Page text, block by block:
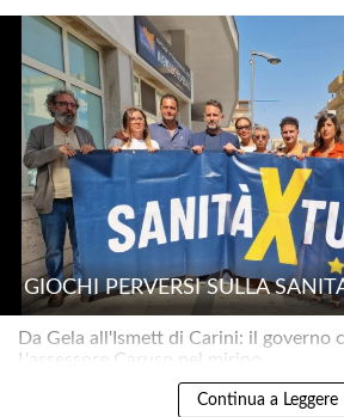
GIOCHI PERVERSI SULLA
Da Gela all'Ismett di Carini: il governo
L'assessore Caruso nel mirino..
Continua a Leggere